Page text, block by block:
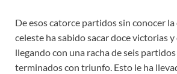
De esos catorce partidos sin conocer
celeste ha sabido sacar doce victorias
llegando con una racha de seis
terminados con triunfo. Esto le ha